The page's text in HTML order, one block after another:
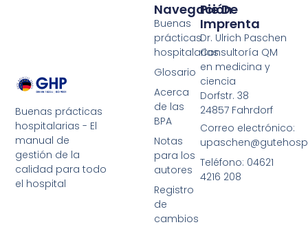
Buenas prácticas
hospitalarias - El
manual de
gestión de la
calidad para todo
el hospital
Navegación
Buenas
prácticas
hospitalarias
Glosario
Acerca
de las
BPA
Notas
para los
autores
Registro
de
cambios
Pie De
Imprenta
Dr. Ulrich Paschen
Consultoría QM
en medicina y
ciencia
Dorfstr. 38
24857 Fahrdorf
Correo electrónico:
Teléfono: 04621
4216 208